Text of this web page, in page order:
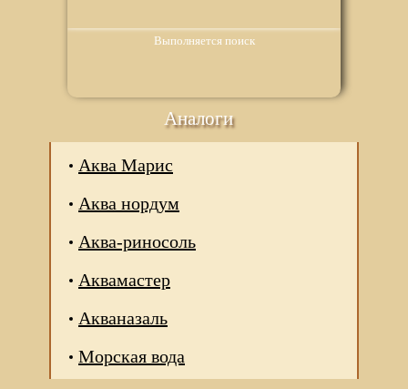
Выполняется поиск
Аналоги
Аква Марис
Аква нордум
Аква-риносоль
Аквамастер
Акваназаль
Морская вода